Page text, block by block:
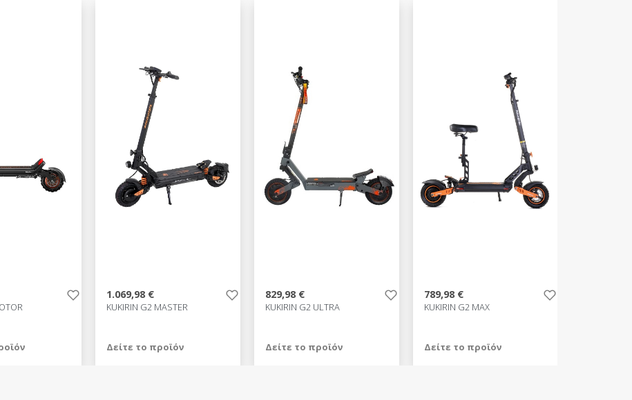
1.069,98 €
KUKIRIN G2 MASTER
Δείτε το προϊόν
829,98 €
KUKIRIN G2 ULTRA
Δείτε το προϊόν
789,98 €
KUKIRIN G2 MAX
Δείτε το προϊόν